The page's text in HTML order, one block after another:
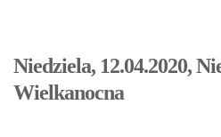
Niedziela, 12.04.2020,
Wielkanocna